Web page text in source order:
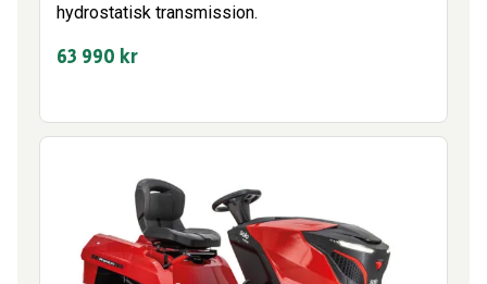
hydrostatisk transmission.
63 990 kr